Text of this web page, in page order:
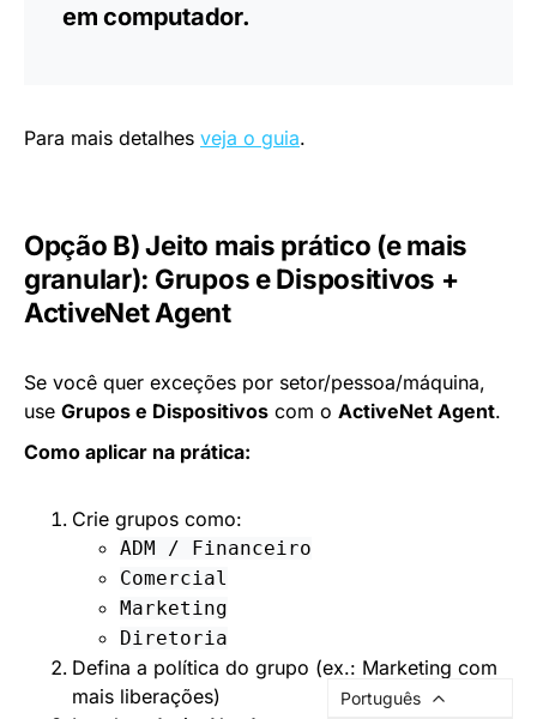
em computador.
Para mais detalhes veja o guia.
Opção B) Jeito mais prático (e mais
granular): Grupos e Dispositivos +
ActiveNet Agent
Se você quer exceções por setor/pessoa/máquina,
use Grupos e Dispositivos com o ActiveNet Agent.
Como aplicar na prática:
Crie grupos como:
ADM / Financeiro
Comercial
Marketing
Diretoria
Defina a política do grupo (ex.: Marketing com
mais liberações)
Português